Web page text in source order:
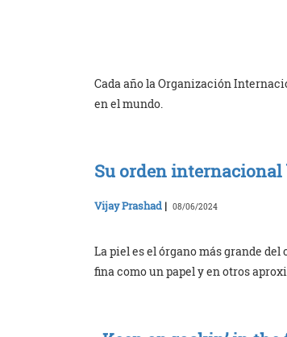
Cada año la Organización
en el mundo.
Su orden internacional
Vijay Prashad | 08/06/2024
La piel es el órgano más grande
fina como un papel y en otros